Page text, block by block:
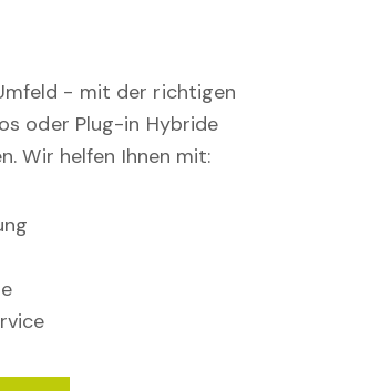
- mit der richtigen
oder Plug-in Hybride
Wir helfen Ihnen mit: